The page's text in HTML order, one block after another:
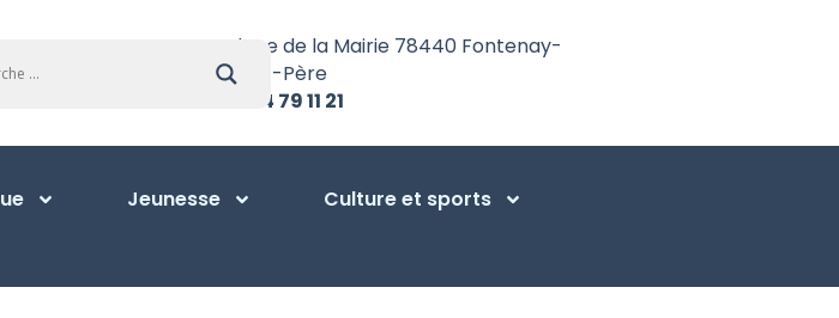
Place de la Mairie 78440 Fontenay-
Saint-Père
01 34 79 11 21
Jeunesse
Culture et sports